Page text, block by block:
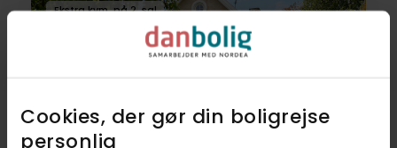
Cookies, der gør din boligrejse
personlig​
Ekstra kvm. på 2. sal